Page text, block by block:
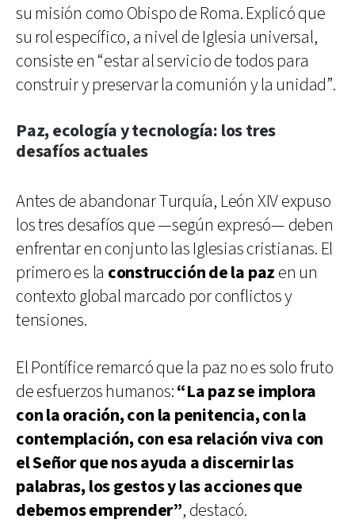
su misión como Obispo de Roma. Explicó que
su rol específico, a nivel de Iglesia universal,
consiste en “estar al servicio de todos para
construir y preservar la comunión y la unidad”.
Paz, ecología y tecnología: los tres
desafíos actuales
Antes de abandonar Turquía, León XIV expuso
los tres desafíos que —según expresó— deben
enfrentar en conjunto las Iglesias cristianas. El
primero es la construcción de la paz en un
contexto global marcado por conflictos y
tensiones.
El Pontífice remarcó que la paz no es solo fruto
de esfuerzos humanos:“La paz se implora
con la oración, con la penitencia, con la
contemplación, con esa relación viva con
el Señor que nos ayuda a discernir las
palabras, los gestos y las acciones que
debemos emprender”, destacó.